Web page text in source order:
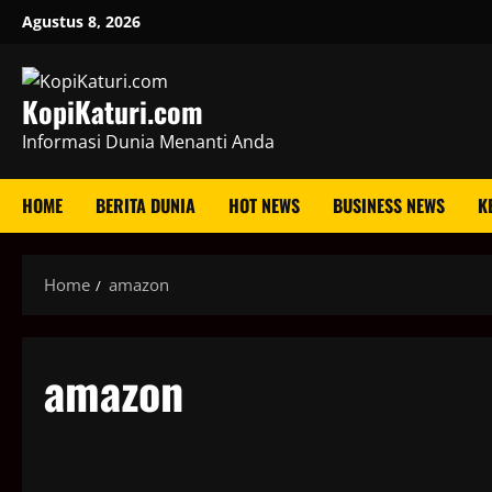
Skip
content
Agustus 8, 2026
KopiKaturi.com
Informasi Dunia Menanti Anda
HOME BERITA DUNIA HOT NEWS BUSINESS NEWS
Home amazon
amazon